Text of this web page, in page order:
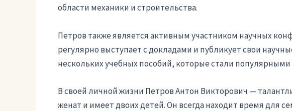
области механики и строительства.
Петров также является активным участником научных
регулярно выступает с докладами и публикует свои
нескольких учебных пособий, которые стали
В своей личной жизни Петров Антон Викторович —
женат и имеет двоих детей. Он всегда находит время для